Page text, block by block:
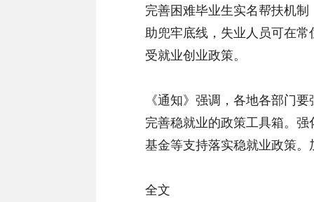
完善困难毕业生实名帮扶机
助兜牢底线，失业人员可在
受就业创业政策。
《通知》强调，各地各部门
完善稳就业的政策工具箱。
基金等支持落实稳就业政策
全文